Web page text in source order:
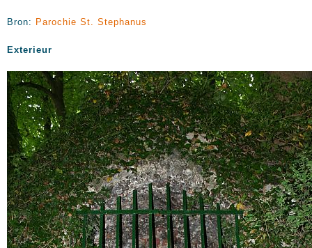
Bron: Parochie St. Stephanus
Exterieur